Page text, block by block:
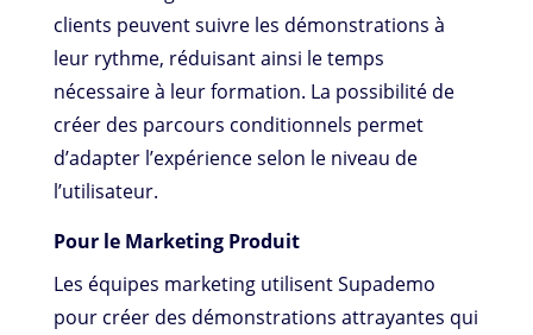
clients peuvent suivre les démonstrations à
leur rythme, réduisant ainsi le temps
nécessaire à leur formation. La possibilité de
créer des parcours conditionnels permet
d’adapter l’expérience selon le niveau de
l’utilisateur.
Pour le Marketing Produit
Les équipes marketing utilisent Supademo
pour créer des démonstrations attrayantes qui